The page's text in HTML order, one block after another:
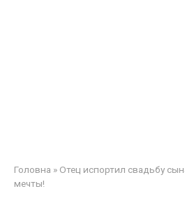
Головна » Отец испортил свадьбу
мечты!